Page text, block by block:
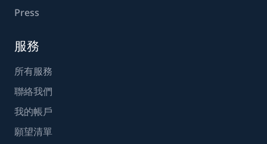
Press
服務
所有服務
聯絡我們
我的帳戶
願望清單